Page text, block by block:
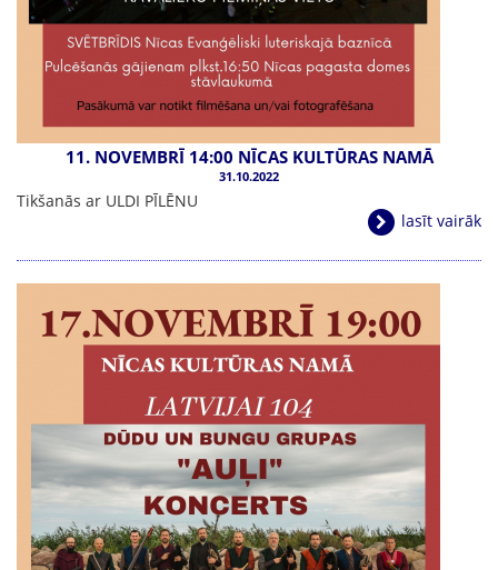
11. NOVEMBRĪ 14:00 NĪCAS KULTŪRAS NAMĀ
31.10.2022
Tikšanās ar ULDI PĪLĒNU
lasīt vairāk